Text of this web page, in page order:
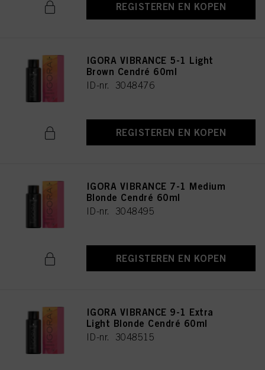
REGISTEREN EN KOPEN
IGORA VIBRANCE 5-1 Light
Brown Cendré 60ml
ID-nr. 3048476
REGISTEREN EN KOPEN
IGORA VIBRANCE 7-1 Medium
Blonde Cendré 60ml
ID-nr. 3048495
REGISTEREN EN KOPEN
IGORA VIBRANCE 9-1 Extra
Light Blonde Cendré 60ml
ID-nr. 3048515